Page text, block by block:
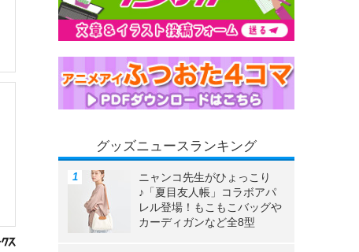
グッズニュースランキング
ニャンコ先生がひょっこり
♪「夏目友人帳」コラボアパ
レル登場！もこもこバッグや
カーディガンなど全8型